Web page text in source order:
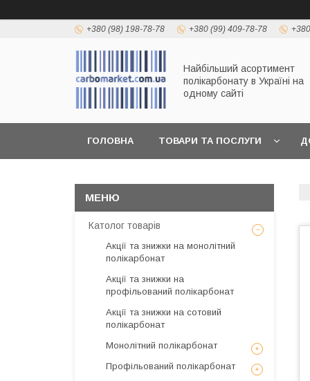
+380 (98) 198-78-78 +380 (99) 409-78-78
Найбільший асортимент
полікарбонату в Україні на
одному сайті
ГОЛОВНА ТОВАРИ ТА ПОСЛУГИ
Католог товарів
Акції та знижки на монолітний
полікарбонат
Акції та знижки на
профільований полікарбонат
Акції та знижки на сотовий
полікарбонат
Монолітний полікарбонат
Профільований полікарбонат